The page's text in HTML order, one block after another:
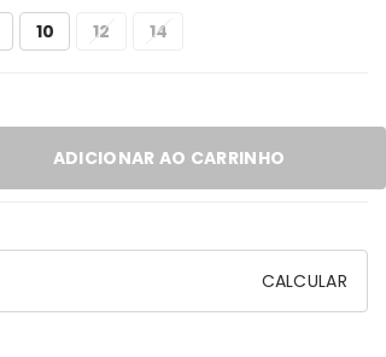
10 12 14
CALCULAR